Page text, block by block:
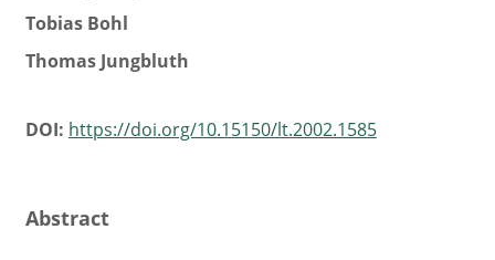
Tobias Bohl
Thomas Jungbluth
DOI: https://doi.org/10.15150/lt.2002.1585
Abstract